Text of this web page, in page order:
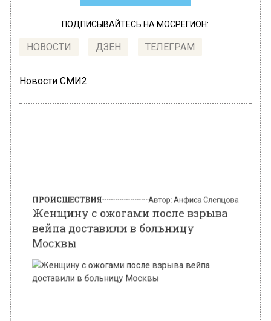
ПОДПИСЫВАЙТЕСЬ НА МОСРЕГИОН:
НОВОСТИ ДЗЕН ТЕЛЕГРАМ
Новости СМИ2
Москвы